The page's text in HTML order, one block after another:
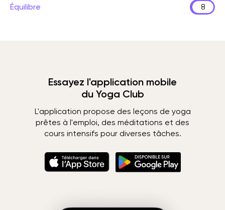
Équilibre 8
Essayez l'application mobile
du Yoga Club
L'application propose des leçons de yoga
prêtes à l'emploi, des méditations et des
cours intensifs pour diverses tâches.